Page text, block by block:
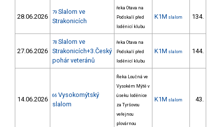
28.06.2026
79 Slalom ve
Strakonicích
řeka Otava na
Podskalí před
loděnicí klubu
K1M slalom 134.
27.06.2026
78 Slalom ve
Strakonicích+3.Český
pohár veteránů
řeka Otava na
Podskalí před
loděnicí klubu
K1M slalom 144.
14.06.2026 66 Vysokomýtský
slalom
Řeka Loučná ve
Vysokém Mýtě v
úseku loděnice
za Tyršovou
veřejnou
plovárnou
K1M slalom 43.